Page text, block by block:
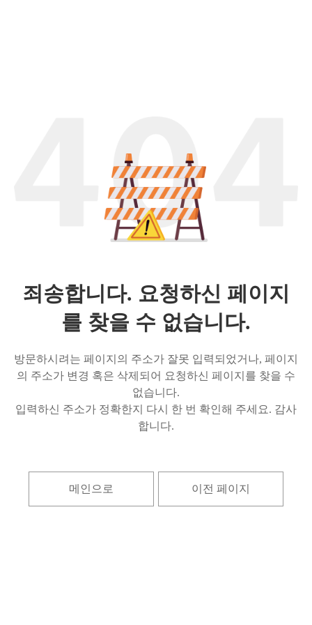
죄송합니다. 요청하신 페이지
를 찾을 수 없습니다.
방문하시려는 페이지의 주소가 잘못 입력되었거나, 페이지
의 주소가 변경 혹은 삭제되어 요청하신 페이지를 찾을 수
없습니다.
입력하신 주소가 정확한지 다시 한 번 확인해 주세요. 감사
합니다.
메인으로 이전 페이지